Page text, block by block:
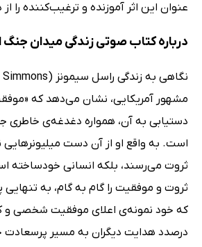
عنوان این اثر آموزنده و ترغیب‌کننده را
درباره کتاب صوتی زندگی میدان
مشهور آمریکایی، نشان می‌دهد که
دستیابی به آن، همواره دغدغه‌ی خاطری
است. به واقع او از آن دست
ثروت می‌رسند، بلکه انسانی
ثروت و موفقیت را گام به گام، به
که خود نمونه‌ی اعلای موفقیت شخصی و
درصدد هدایت دیگران به مسیر پرسعادت